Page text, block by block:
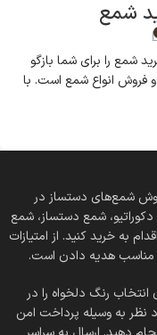
شمع
شمع را برای شما بازگو
ساخت و فروش انواع شمع است. با
۵ سال سابقه در فروش شمع‌های دستساز در
شمع دستساز، شمع
به خرید کنید. از امتیازات
مناسب هدیه دادن است.
انتخاب رنگ دلخواه را در
نظر به وسیله پرداخت امن